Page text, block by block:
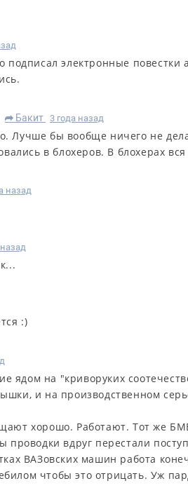
подписал электронные повестки
R Бакит 3 года назад
Лучше бы вообще ничего не
в блохеров. В блохерах
назад
:)
ядом на "криворуких
и на производственном
хорошо. Работают. Тот же
проводки вдруг перестали
ВАЗовских машин работа
чтобы это отрицать. Уж